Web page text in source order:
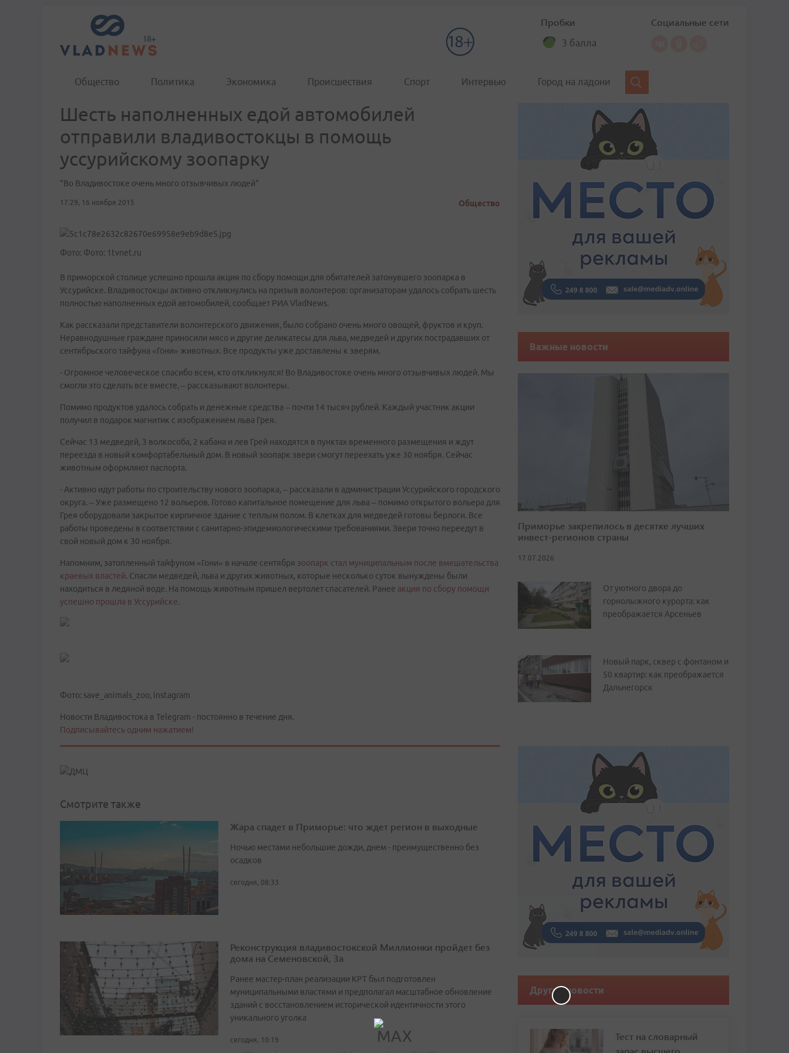
Пробки
3 балла
Социальные сети
Общество Политика Экономика Происшествия Спорт Интервью Город на ладони
Шесть наполненных едой автомобилей
отправили владивостокцы в помощь
уссурийскому зоопарку
"Во Владивостоке очень много отзывчивых людей"
17:29, 16 ноября 2015 Общество
Фото: Фото: 1tvnet.ru
В приморской столице успешно прошла акция по сбору помощи для обитателей затонувшего зоопарка в
Уссурийске. Владивостокцы активно откликнулись на призыв волонтеров: организаторам удалось собрать шесть
полностью наполненных едой автомобилей, сообщает РИА VladNews.
Как рассказали представители волонтерского движения, было собрано очень много овощей, фруктов и круп.
Неравнодушные граждане приносили мясо и другие деликатесы для льва, медведей и других пострадавших от
сентябрьского тайфуна «Гони» животных. Все продукты уже доставлены к зверям.
- Огромное человеческое спасибо всем, кто откликнулся! Во Владивостоке очень много отзывчивых людей. Мы
смогли это сделать все вместе, – рассказывают волонтеры.
Помимо продуктов удалось собрать и денежные средства – почти 14 тысяч рублей. Каждый участник акции
получил в подарок магнитик с изображением льва Грея.
Сейчас 13 медведей, 3 волкособа, 2 кабана и лев Грей находятся в пунктах временного размещения и ждут
переезда в новый комфортабельный дом. В новый зоопарк звери смогут переехать уже 30 ноября. Сейчас
животным оформляют паспорта.
- Активно идут работы по строительству нового зоопарка, – рассказали в администрации Уссурийского городского
округа. – Уже размещено 12 вольеров. Готово капитальное помещение для льва – помимо открытого вольера для
Грея оборудовали закрытое кирпичное здание с теплым полом. В клетках для медведей готовы берлоги. Все
работы проведены в соответствии с санитарно-эпидемиологическими требованиями. Звери точно переедут в
свой новый дом к 30 ноября.
Напомним, затопленный тайфуном «Гони» в начале сентября зоопарк стал муниципальным после вмешательства
краевых властей. Спасли медведей, льва и других животных, которые несколько суток вынуждены были
находиться в ледяной воде. На помощь животным пришел вертолет спасателей. Ранее акция по сбору помощи
успешно прошла в Уссурийске.
Фото: save_animals_zoo, instagram
Новости Владивостока в Telegram - постоянно в течение дня.
Подписывайтесь одним нажатием!
Смотрите также
Жара спадет в Приморье: что ждет регион в выходные
Ночью местами небольшие дожди, днем - преимущественно без
осадков
сегодня, 08:33
Реконструкция владивостокской Миллионки пройдет без
дома на Семеновской, 3а
Ранее мастер-план реализации КРТ был подготовлен
муниципальными властями и предполагал масштабное обновление
зданий с восстановлением исторической идентичности этого
уникального уголка
сегодня, 10:19
Важные новости
Приморье закрепилось в десятке лучших
инвест-регионов страны
17.07.2026
От уютного двора до
горнолыжного курорта: как
преображается Арсеньев
Новый парк, сквер с фонтаном и
50 квартир: как преображается
Дальнегорск
Другие новости
Тест на словарный